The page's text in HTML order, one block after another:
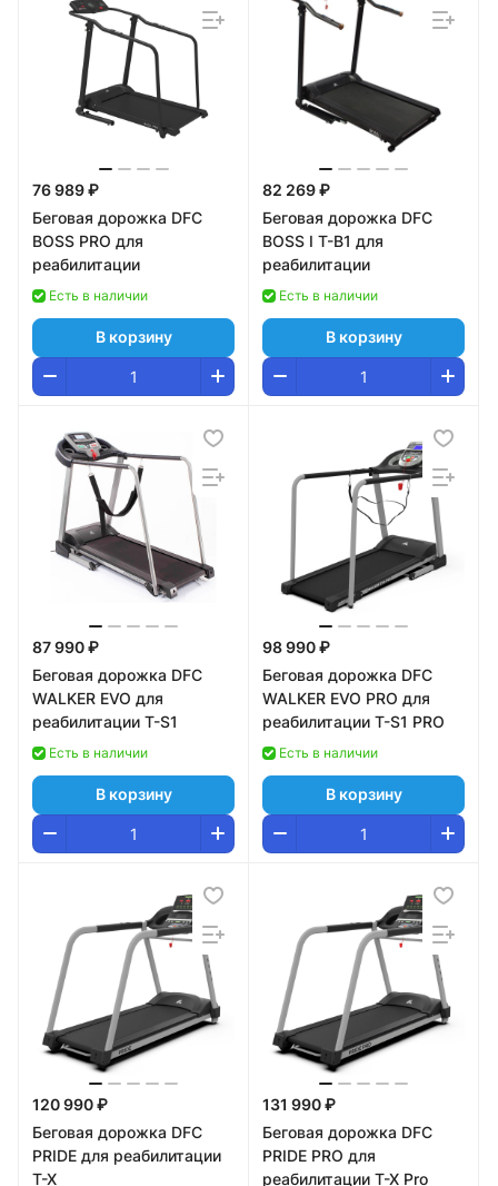
76 989 ₽
Беговая дорожка DFC
BOSS PRO для
реабилитации
Есть в наличии
В корзину
82 269 ₽
Беговая дорожка DFC
BOSS I T-B1 для
реабилитации
Есть в наличии
В корзину
87 990 ₽
Беговая дорожка DFC
WALKER EVO для
реабилитации T-S1
Есть в наличии
В корзину
98 990 ₽
Беговая дорожка DFC
WALKER EVO PRO для
реабилитации T-S1 PRO
Есть в наличии
В корзину
120 990 ₽
Беговая дорожка DFC
PRIDE для реабилитации
T-X
131 990 ₽
Беговая дорожка DFC
PRIDE PRO для
реабилитации T-X Pro